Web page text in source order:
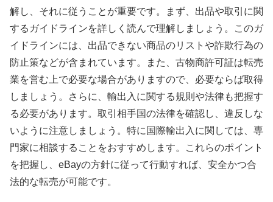
解し、それに従うことが重要です。まず、出品や取引に関
するガイドラインを詳しく読んで理解しましょう。このガ
イドラインには、出品できない商品のリストや詐欺行為の
防止策などが含まれています。また、古物商許可証は転売
業を営む上で必要な場合がありますので、必要ならば取得
しましょう。さらに、輸出入に関する規則や法律も把握す
る必要があります。取引相手国の法律を確認し、違反しな
いように注意しましょう。特に国際輸出入に関しては、専
門家に相談することをおすすめします。これらのポイント
を把握し、eBayの方針に従って行動すれば、安全かつ合
法的な転売が可能です。